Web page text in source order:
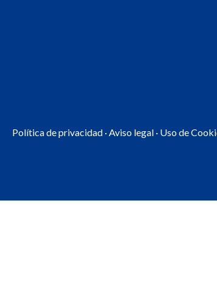
Política de privacidad ·Aviso legal · Uso de